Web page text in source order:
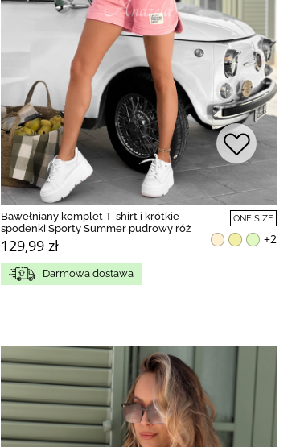
Bawełniany komplet T-shirt i krótkie
spodenki Sporty Summer pudrowy róż
129,99 zł
ONE SIZE
+2
Darmowa dostawa